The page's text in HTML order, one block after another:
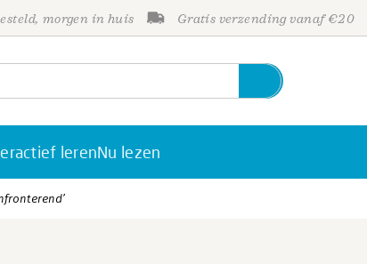
morgen in huis Gratis verzending vanaf €20
lerenNu lezen
Personen